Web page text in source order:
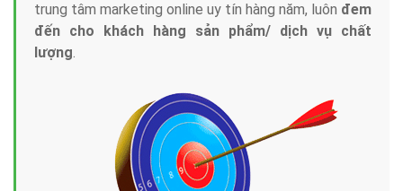
trung tâm marketing online uy tín hàng năm, luôn đem
đến cho khách hàng sản phẩm/ dịch vụ chất
lượng.